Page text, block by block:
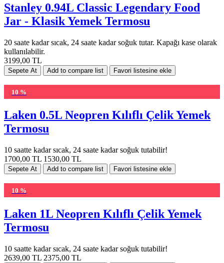
Stanley 0.94L Classic Legendary Food
Jar - Klasik Yemek Termosu
20 saate kadar sıcak, 24 saate kadar soğuk tutar. Kapağı kase olarak
kullanılabilir.
3199,00 TL
10 %
Laken 0.5L Neopren Kılıflı Çelik Yemek
Termosu
10 saatte kadar sıcak, 24 saate kadar soğuk tutabilir!
1700,00 TL 1530,00 TL
10 %
Laken 1L Neopren Kılıflı Çelik Yemek
Termosu
10 saatte kadar sıcak, 24 saate kadar soğuk tutabilir!
2639,00 TL 2375,00 TL